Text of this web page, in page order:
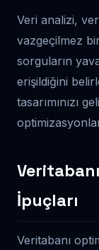
Veri analizi,
vazgeçilmez
sorguların
erişildiğini
tasarımınızı
İpuçları
Veritabanı